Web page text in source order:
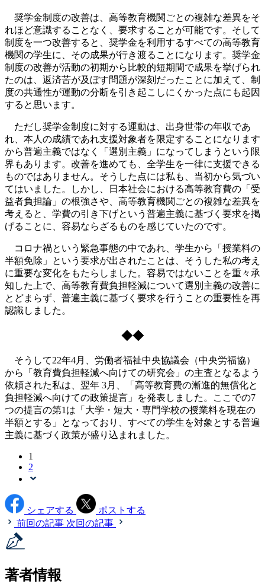
奨学金制度の改善は、高等教育機関ごとの複雑な差異をそ
れほど意識することなく、要求することが可能です。そして
制度を一つ改善すると、奨学金を利用するすべての高等教育
機関の学生に、その成果が行き渡ることになります。奨学金
制度の改善が活動の初期から比較的短期間で成果を挙げられ
たのは、返済苦が及ぼす問題が深刻だったことに加えて、制
度の共通性が運動の分断を引き起こしにくかった点にも起因
すると思います。
ただし奨学金制度に対する運動は、出身世帯の年収であ
れ、本人の成績であれ支援対象者を限定することになります
から普遍主義ではなく「選別主義」になってしまうという限
界もあります。改善を進めても、全学生を一律に支援できる
ものではありません。そうした点には私も、当初から気づい
てはいました。しかし、日本社会における高等教育費の「受
益者負担論」の根強さや、高等教育機関ごとの複雑な差異を
考えると、学費の引き下げという普遍主義に基づく要求を掲
げることに、容易ならざるものを感じていたのです。
コロナ禍という緊急事態の中であれ、学生から「授業料の
半額免除」という要求が出されたことは、そうした私の考え
に重要な変化をもたらしました。容易ではないことを重々承
知した上で、高等教育費負担軽減について選別主義の改善に
とどまらず、普遍主義に基づく要求を行うことの重要性を再
認識しました。
◆◆
そうして22年4月、労働者福祉中央協議会（中央労福協）
から「教育費負担軽減へ向けての研究会」の主査となるよう
依頼された私は、翌年 3月、「高等教育費の漸進的無償化と
負担軽減へ向けての政策提言」を発表しました。ここでの7
つの提言の第1は「大学・短大・専門学校の授業料を現在の
半額とする」となっており、すべての学生を対象とする普遍
主義に基づく政策が盛り込まれました。
1
2
シェアする
ポストする
前回の記事 次回の記事
著者情報